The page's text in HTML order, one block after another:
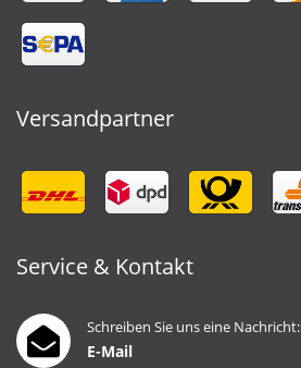
Versandpartner
Service & Kontakt
Schreiben Sie uns eine Nachricht:
E-Mail